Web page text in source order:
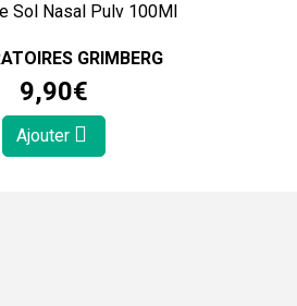
Sol Nasal Pulv 100Ml
GRIMBERG
9,90€
Ajouter